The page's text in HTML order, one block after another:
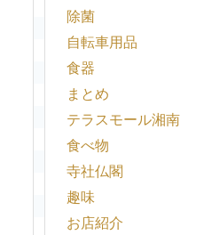
除菌
自転車用品
食器
まとめ
テラスモール湘南
食べ物
寺社仏閣
趣味
お店紹介